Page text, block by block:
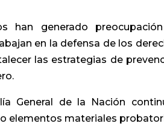
han generado
en la defensa de los
las estrategias de
General de la Nación
elementos materiales